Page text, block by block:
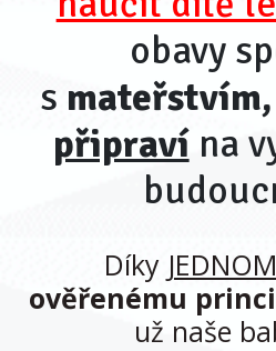
obavy
s mateřstvím,
připravína
Díky
ověřenému
už naše